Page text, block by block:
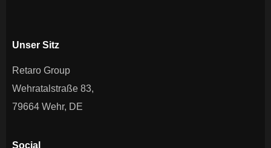
Unser Sitz
Retaro Group
Wehratalstraße 83,
79664 Wehr, DE
Social